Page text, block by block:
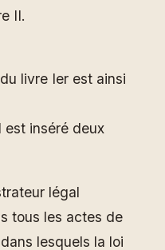
II.
livre Ier est ainsi
est inséré deux
légal
tous les actes de
lesquels la loi